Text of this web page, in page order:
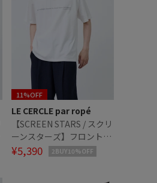
11%OFF
LE CERCLE par ropé
【SCREEN STARS / スクリ
ーンスターズ】フロントタ
イポグラフィTシャツ
¥5,390 2BUY10%OFF